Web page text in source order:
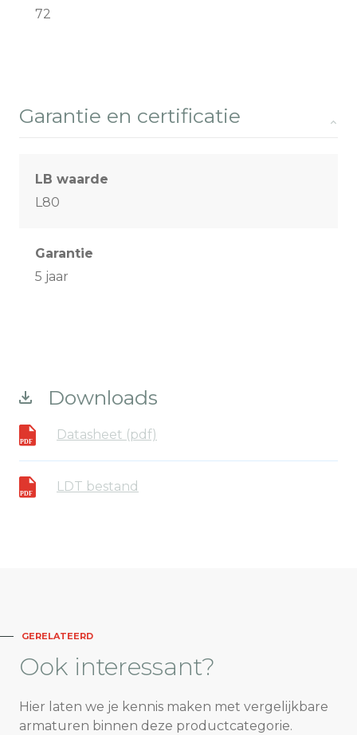
72
Garantie en certificatie
LB waarde
L80
Garantie
5 jaar
Downloads
Datasheet (pdf)
LDT bestand
GERELATEERD
Ook interessant?
Hier laten we je kennis maken met vergelijkbare
armaturen binnen deze productcategorie.